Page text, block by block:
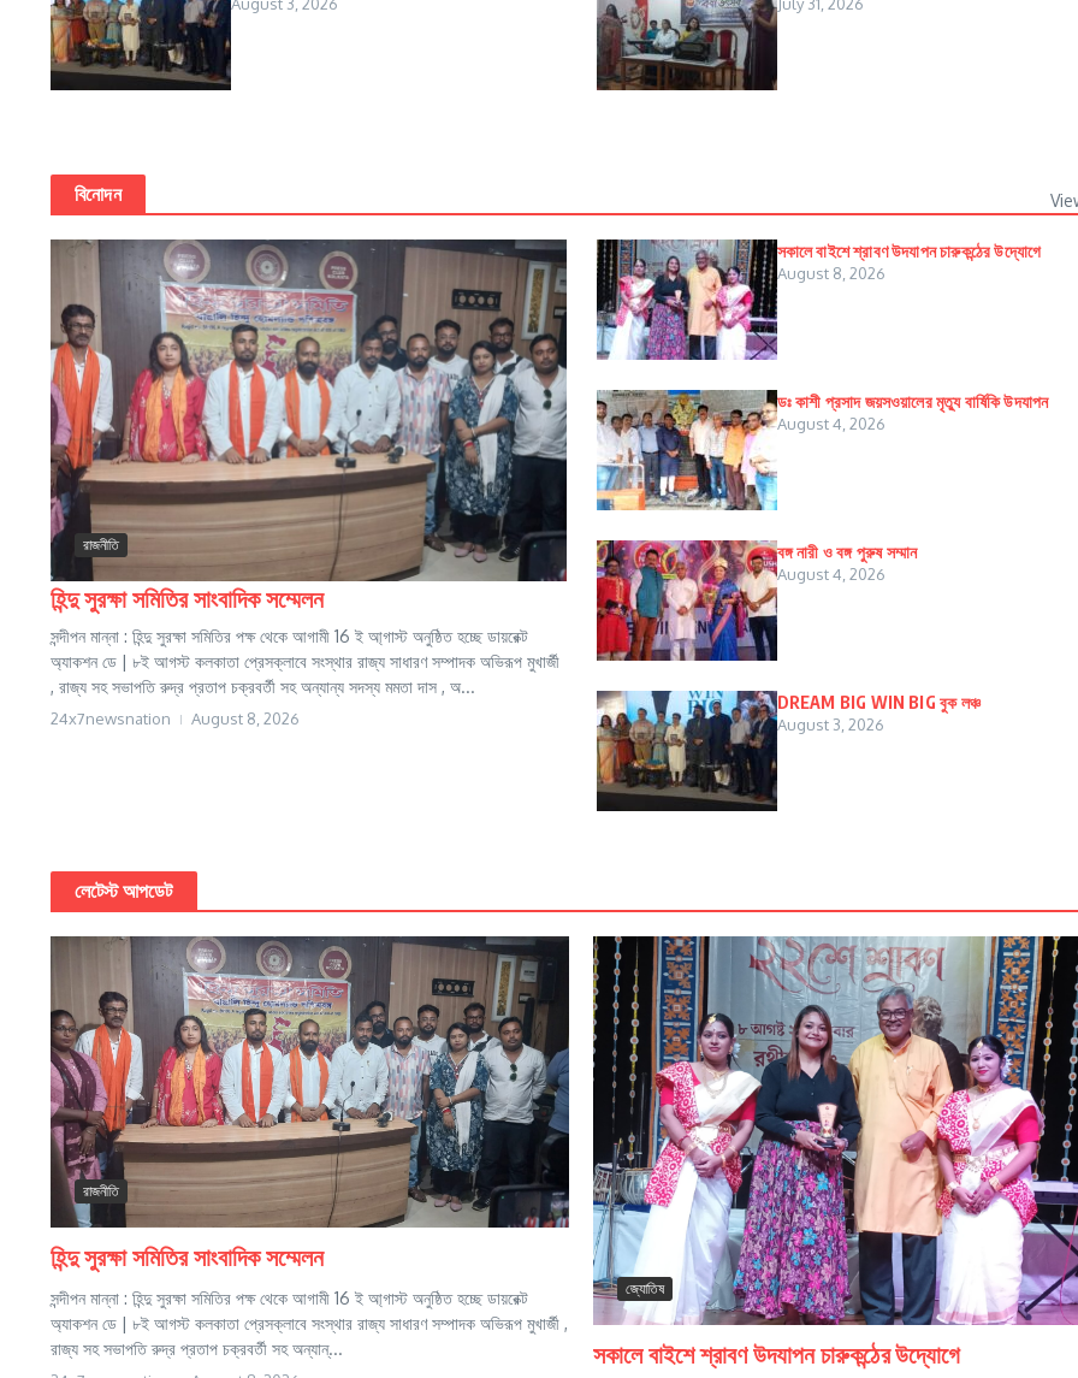
বিনোদন
রাজনীতি
হিন্দু সুরক্ষা সমিতির সাংবাদিক সম্মেলন
সন্দীপন মান্না : হিন্দু সুরক্ষা সমিতির পক্ষ থেকে আগামী 16 ই আ্গাস্ট অনুষ্ঠিত হচ্ছে ডায়রেক্ট
অ্যাকশন ডে | ৮ই আগস্ট কলকাতা প্রেসক্লাবে সংস্থার রাজ্য সাধারণ সম্পাদক অভিরূপ মুখার্জী
, রাজ্য সহ সভাপতি রুদ্র প্রতাপ চক্রবর্তী সহ অন্যান্য সদস্য মমতা দাস , অ...
24x7newsnation August 8, 2026
সকালে বাইশে শ্রাবণ উদযাপন চারুকন্ঠের উদ্যোগে
August 8, 2026
ডঃ কাশী প্রসাদ জয়সওয়ালের মৃত্যু বার্ষিকি উদযাপন
August 4, 2026
বঙ্গ নারী ও বঙ্গ পুরুষ সম্মান
August 4, 2026
DREAM BIG WIN BIG বুক লঞ্চ
August 3, 2026
লেটেস্ট আপডেট
রাজনীতি
হিন্দু সুরক্ষা সমিতির সাংবাদিক সম্মেলন
সন্দীপন মান্না : হিন্দু সুরক্ষা সমিতির পক্ষ থেকে আগামী 16 ই আ্গাস্ট অনুষ্ঠিত হচ্ছে ডায়রেক্ট
অ্যাকশন ডে | ৮ই আগস্ট কলকাতা প্রেসক্লাবে সংস্থার রাজ্য সাধারণ সম্পাদক অভিরূপ মুখার্জী ,
রাজ্য সহ সভাপতি রুদ্র প্রতাপ চক্রবর্তী সহ অন্যান্...
জ্যোতিষ
সকালে বাইশে শ্রাবণ উদযাপন চারুকন্ঠের উদ্যোগে